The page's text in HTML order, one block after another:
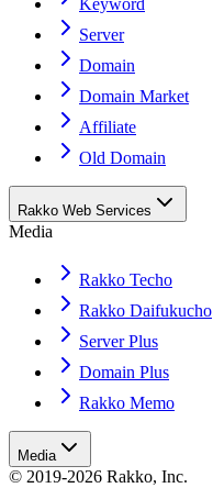
Keyword
Server
Domain
Domain Market
Affiliate
Old Domain
Rakko Web Services
Media
Rakko Techo
Rakko Daifukucho
Server Plus
Domain Plus
Rakko Memo
Media
© 2019-2026 Rakko, Inc.